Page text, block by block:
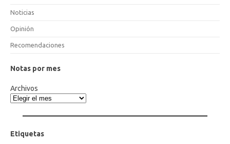
Noticias
Opinión
Recomendaciones
Notas por mes
Archivos
Etiquetas